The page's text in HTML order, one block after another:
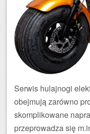
Serwis hulajnogi
obejmują zarówno
skomplikowane
przeprowadza się